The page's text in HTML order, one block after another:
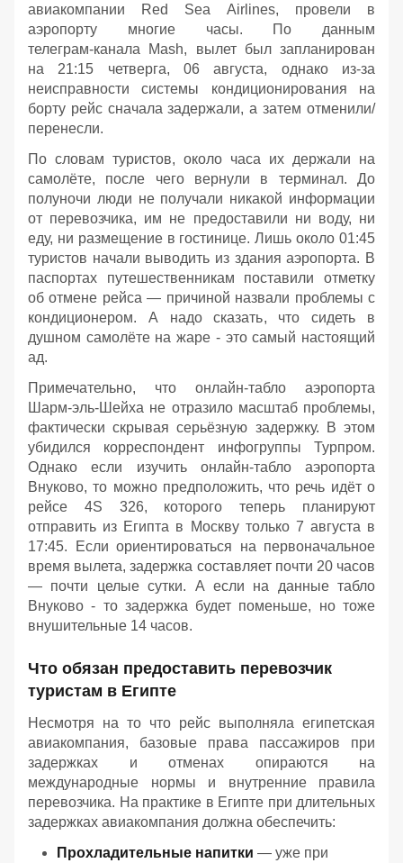
авиакомпании Red Sea Airlines, провели в
аэропорту многие часы. По данным
телеграм‑канала Mash, вылет был запланирован
на 21:15 четверга, 06 августа, однако из‑за
неисправности системы кондиционирования на
борту рейс сначала задержали, а затем отменили/
перенесли.
По словам туристов, около часа их держали на
самолёте, после чего вернули в терминал. До
полуночи люди не получали никакой информации
от перевозчика, им не предоставили ни воду, ни
еду, ни размещение в гостинице. Лишь около 01:45
туристов начали выводить из здания аэропорта. В
паспортах путешественникам поставили отметку
об отмене рейса — причиной назвали проблемы с
кондиционером. А надо сказать, что сидеть в
душном самолёте на жаре - это самый настоящий
ад.
Примечательно, что онлайн‑табло аэропорта
Шарм‑эль‑Шейха не отразило масштаб проблемы,
фактически скрывая серьёзную задержку. В этом
убидился корреспондент инфогруппы Турпром.
Однако если изучить онлайн-табло аэропорта
Внуково, то можно предположить, что речь идёт о
рейсе 4S 326, которого теперь планируют
отправить из Египта в Москву только 7 августа в
17:45. Если ориентироваться на первоначальное
время вылета, задержка составляет почти 20 часов
— почти целые сутки. А если на данные табло
Внуково - то задержка будет поменьше, но тоже
внушительные 14 часов.
Что обязан предоставить перевозчик
туристам в Египте
Несмотря на то что рейс выполняла египетская
авиакомпания, базовые права пассажиров при
задержках и отменах опираются на
международные нормы и внутренние правила
перевозчика. На практике в Египте при длительных
задержках авиакомпания должна обеспечить:
Прохладительные напитки — уже при